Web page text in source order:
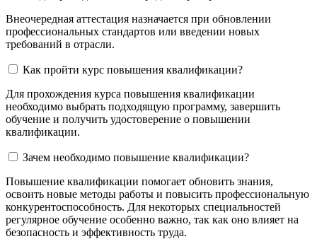
Внеочередная аттестация назначается при обновлении
профессиональных стандартов или введении новых
требований в отрасли.
Как пройти курс повышения квалификации?
Для прохождения курса повышения квалификации
необходимо выбрать подходящую программу, завершить
обучение и получить удостоверение о повышении
квалификации.
Зачем необходимо повышение квалификации?
Повышение квалификации помогает обновить знания,
освоить новые методы работы и повысить профессиональную
конкурентоспособность. Для некоторых специальностей
регулярное обучение особенно важно, так как оно влияет на
безопасность и эффективность труда.